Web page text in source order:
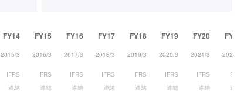
FY14 FY15 FY16 FY17 FY18 FY19 FY20 FY21
2015/3 2016/3 2017/3 2018/3 2019/3 2020/3 2021/3 2022/3
IFRS
連結
IFRS
連結
IFRS
連結
IFRS
連結
IFRS
連結
IFRS
連結
IFRS
連結
IFRS
連結